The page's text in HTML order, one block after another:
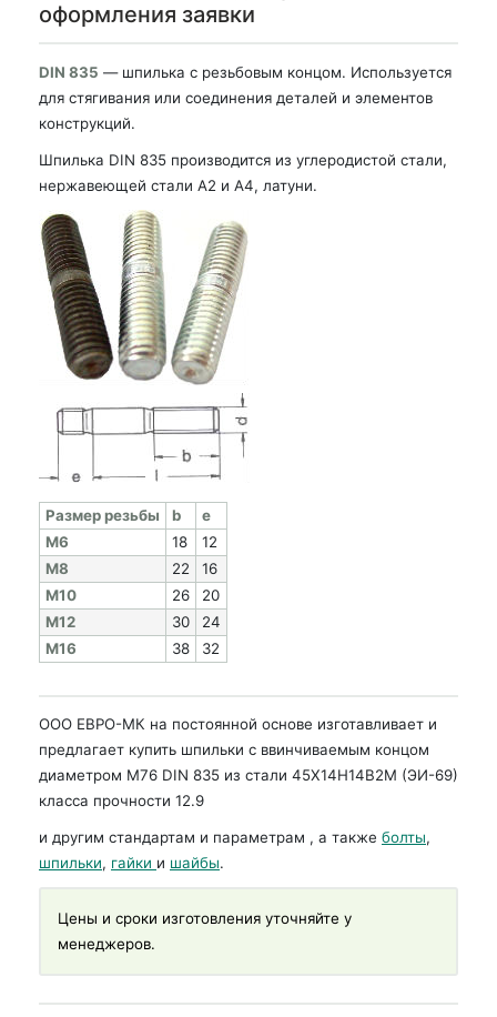
оформления заявки
DIN 835 — шпилька с резьбовым концом. Используется
для стягивания или соединения деталей и элементов
конструкций.
Шпилька DIN 835 производится из углеродистой стали,
нержавеющей стали А2 и А4, латуни.
Раз­мер резь­бы b
e
M6
18
12
M8
22
16
M10
26
20
M12
30
24
M16
38 32
ООО ЕВРО-МК на постоянной основе изготавливает и
предлагает купить шпильки с ввинчиваемым концом
диаметром М76 DIN 835 из стали 45Х14Н14В2М (ЭИ-69)
класса прочности 12.9
и другим стандартам и параметрам , а также болты,
шпильки, гайки и шайбы.
Цены и сроки изготовления уточняйте у
менеджеров.